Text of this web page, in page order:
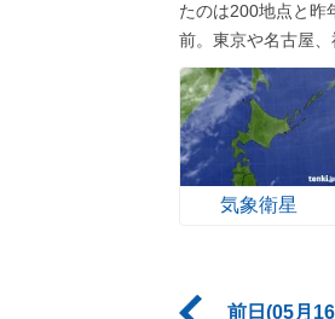
たのは200地点と昨
前。東京や名古屋、
気象衛星
前日(05月